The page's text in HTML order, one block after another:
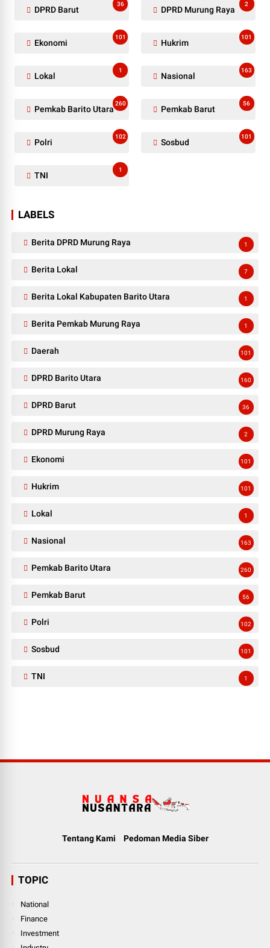
DPRD Barut
36
DPRD Murung Raya
2
Ekonomi
101
Hukrim
101
Lokal
1
Nasional
163
Pemkab Barito Utara
260
Pemkab Barut
56
Polri
102
Sosbud
101
TNI
1
LABELS
Berita DPRD Murung Raya 1
Berita Lokal 7
Berita Lokal Kabupaten Barito Utara 1
Berita Pemkab Murung Raya 1
Daerah 101
DPRD Barito Utara 160
DPRD Barut 36
DPRD Murung Raya 2
Ekonomi 101
Hukrim 101
Lokal 1
Nasional 163
Pemkab Barito Utara 260
Pemkab Barut 56
Polri 102
Sosbud 101
TNI 1
Tentang Kami Pedoman Media Siber
TOPIC
National
Finance
Investment